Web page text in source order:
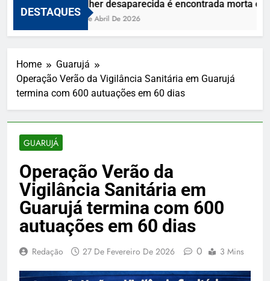
DESTAQUES
Mulher desaparecida é encontrada morta e
10 De Abril De 2026
Home
Guarujá
Operação Verão da Vigilância Sanitária em Guarujá
termina com 600 autuações em 60 dias
GUARUJÁ
Operação Verão da
Vigilância Sanitária em
Guarujá termina com 600
autuações em 60 dias
Redação 27 De Fevereiro De 2026 0 3 Mins